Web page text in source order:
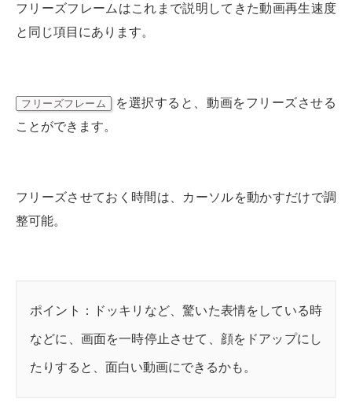
フリーズフレームはこれまで説明してきた動画再生速度
と同じ項目にあります。
フリーズフレーム
を選択すると、動画をフリーズさせる
ことができます。
フリーズさせておく時間は、カーソルを動かすだけで調
整可能。
ポイント：ドッキリなど、驚いた表情をしている時
などに、画面を一時停止させて、顔をドアップにし
たりすると、面白い動画にできるかも。